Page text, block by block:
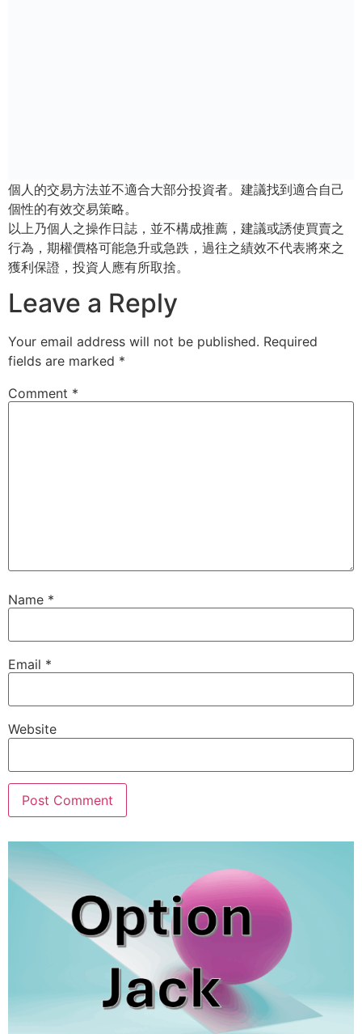
個人的交易方法並不適合大部分投資者。建議找到適合自己
個性的有效交易策略。
以上乃個人之操作日誌，並不構成推薦，建議或誘使買賣之
行為，期權價格可能急升或急跌，過往之績效不代表將來之
獲利保證，投資人應有所取捨。
Leave a Reply
Your email address will not be published. Required
fields are marked *
Comment *
Name *
Email *
Website